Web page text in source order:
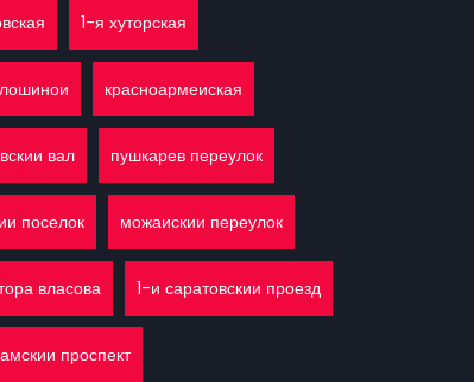
1-я хуторская
красноармеиская
вал пушкарев переулок
поселок можаискии переулок
власова 1-и саратовскии проезд
проспект